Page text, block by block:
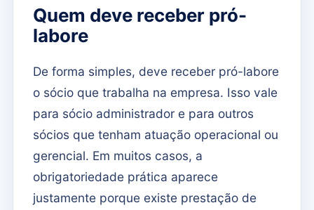
Quem deve receber pró-
labore
De forma simples, deve receber pró-labore
o sócio que trabalha na empresa. Isso vale
para sócio administrador e para outros
sócios que tenham atuação operacional ou
gerencial. Em muitos casos, a
obrigatoriedade prática aparece
justamente porque existe prestação de